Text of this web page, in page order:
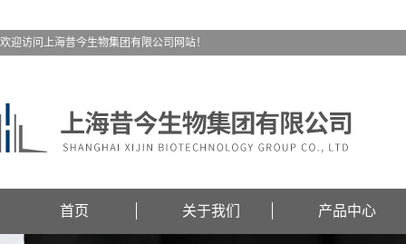
欢迎访问上海昔今生物集团有限公司网站！
首页 关于我们 产品中心